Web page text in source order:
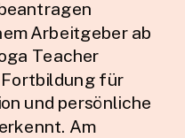
Arbeitgeber ab
Teacher
für
und persönliche
Am